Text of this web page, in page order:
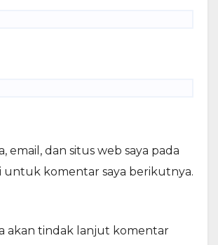
email, dan situs web saya pada
untuk komentar saya berikutnya.
akan tindak lanjut komentar